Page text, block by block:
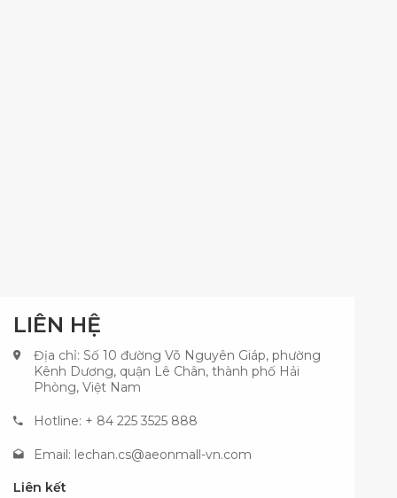
LIÊN HỆ
Địa chỉ: Số 10 đường Võ Nguyên Giáp, phường
Kênh Dương, quận Lê Chân, thành phố Hải
Phòng, Việt Nam
Hotline: + 84 225 3525 888
Email: lechan.cs@aeonmall-vn.com
Liên kết